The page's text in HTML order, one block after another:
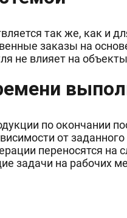
так же, как и
заказы на
не влияет на
по окончании
от
переносятся на
задачи на рабочих